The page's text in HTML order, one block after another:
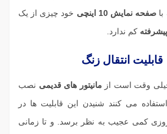
صفحه نمایش 10 اینچی
خود چیزی از یک
کم ندارد.
قابلیت انتقال زنگ
وقت است از مانیتور های قدیمی نصب
می کنند شنیدن این قابلیت ها در
کمی عجیب به نظر برسد. و تا زمانی